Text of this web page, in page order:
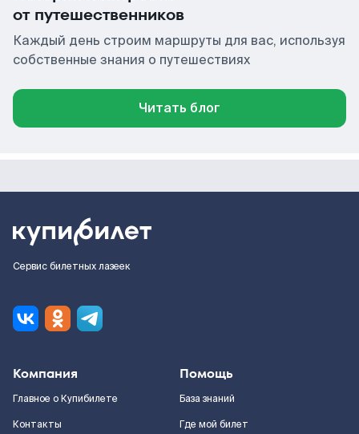
от путешественников
Каждый день строим маршруты для вас, используя
собственные знания о путешествиях
Читать блог
Сервис билетных лазеек
Компания
Главное о Купибилете
Контакты
Помощь
База знаний
Где мой билет